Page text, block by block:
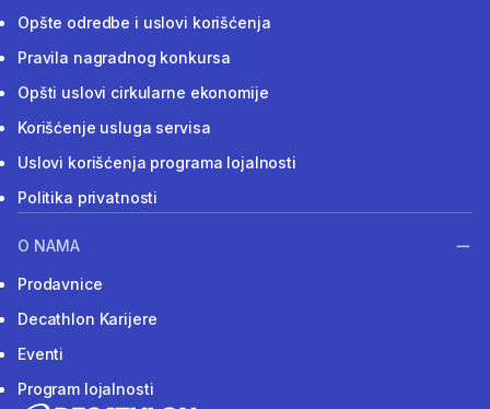
Opšte odredbe i uslovi korišćenja
Pravila nagradnog konkursa
Opšti uslovi cirkularne ekonomije
Korišćenje usluga servisa
Uslovi korišćenja programa lojalnosti
Politika privatnosti
O NAMA
Prodavnice
Decathlon Karijere
Eventi
Program lojalnosti